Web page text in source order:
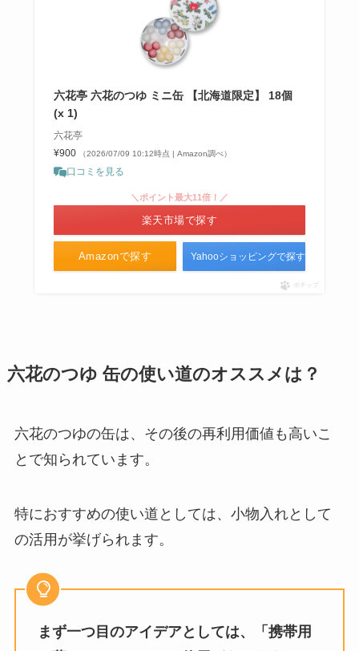
六花亭 六花のつゆ ミニ缶 【北海道限定】 18個
(x 1)
六花亭
¥900
（2026/07/09 10:12時点 | Amazon調べ）
口コミを見る
Amazonで探す
＼ポイント最大11倍！／
楽天市場で探す
Yahooショッピングで探す
ポチップ
六花のつゆ 缶の使い道のオススメは？
六花のつゆの缶は、その後の再利用価値も高いこ
とで知られています。
特におすすめの使い道としては、小物入れとして
の活用が挙げられます。
まず一つ目のアイデアとしては、「携帯用